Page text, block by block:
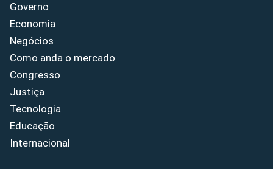
Governo
Economia
Negócios
Como anda o mercado
Congresso
Justiça
Tecnologia
Educação
Internacional